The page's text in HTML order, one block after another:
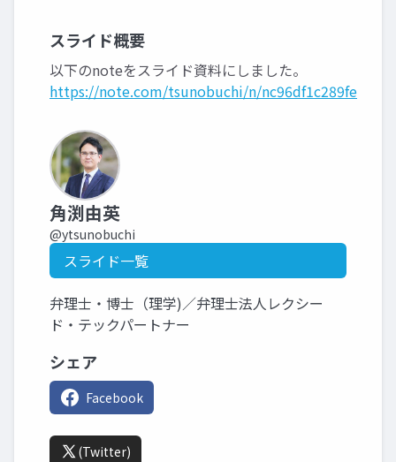
スライド概要
以下のnoteをスライド資料にしました。
https://note.com/tsunobuchi/n/nc96df1c289fe
角渕由英
@ytsunobuchi
スライド一覧
弁理士・博士（理学)／弁理士法人レクシー
ド・テックパートナー
シェア
Facebook
(Twitter)